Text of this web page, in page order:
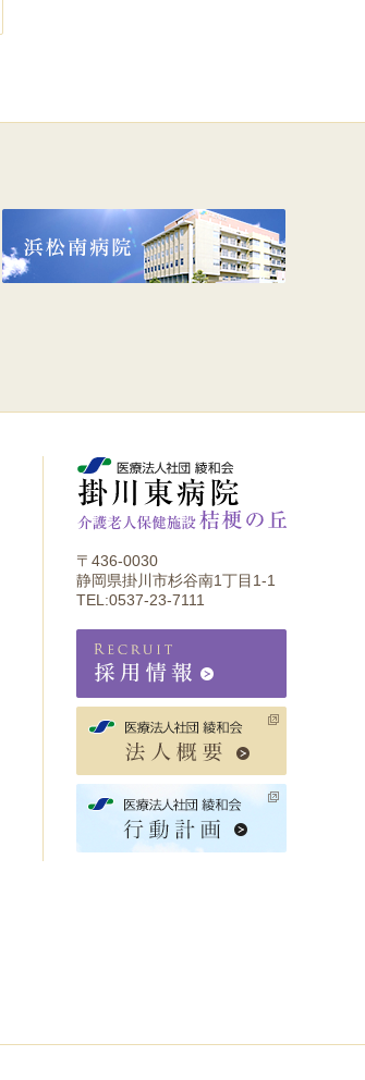
〒436-0030
静岡県掛川市杉谷南1丁目1-1
TEL:0537-23-7111